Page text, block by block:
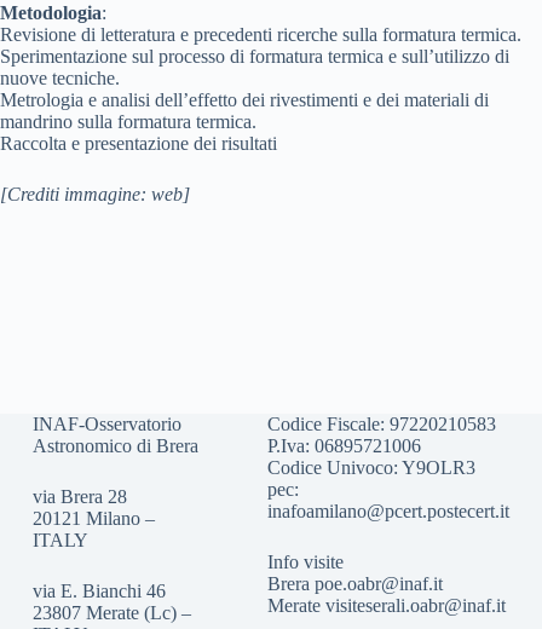
Metodologia:
Revisione di letteratura e precedenti ricerche sulla formatura termica.
Sperimentazione sul processo di formatura termica e sull’utilizzo di
nuove tecniche.
Metrologia e analisi dell’effetto dei rivestimenti e dei materiali di
mandrino sulla formatura termica.
Raccolta e presentazione dei risultati
[Crediti immagine: web]
INAF-Osservatorio
Astronomico di Brera
via Brera 28
20121 Milano –
ITALY
via E. Bianchi 46
23807 Merate (Lc) –
Codice Fiscale: 97220210583
P.Iva: 06895721006
Codice Univoco: Y9OLR3
pec:
inafoamilano@pcert.postecert.it
Info visite
Brerapoe.oabr@inaf.it
Meratevisiteserali.oabr@inaf.it